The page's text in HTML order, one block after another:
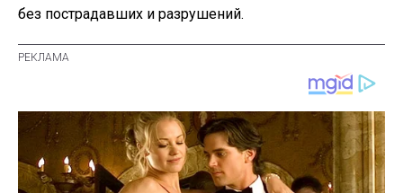
без пострадавших и разрушений.